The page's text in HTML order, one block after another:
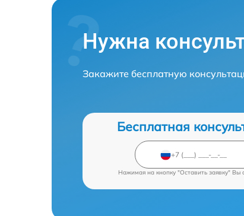
Нужна
Закажите бесплатную
Бесплатная
Нажимая на кнопку "Оставить заявку" Вы